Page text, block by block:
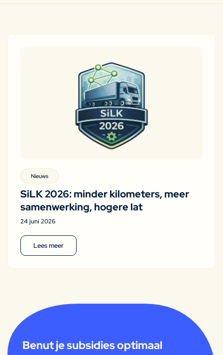
Nieuws
SiLK 2026: minder kilometers, meer
samenwerking, hogere lat
24 juni 2026
Lees meer
Benut je subsidies optimaal